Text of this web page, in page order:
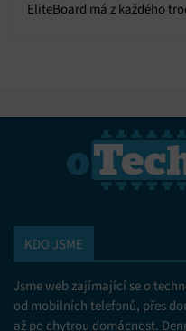
EliteBoard má z každého
KDO JSME
Jsme web zajímající se o
od mobilních telefonů, přes
až po chytrou domácnost.